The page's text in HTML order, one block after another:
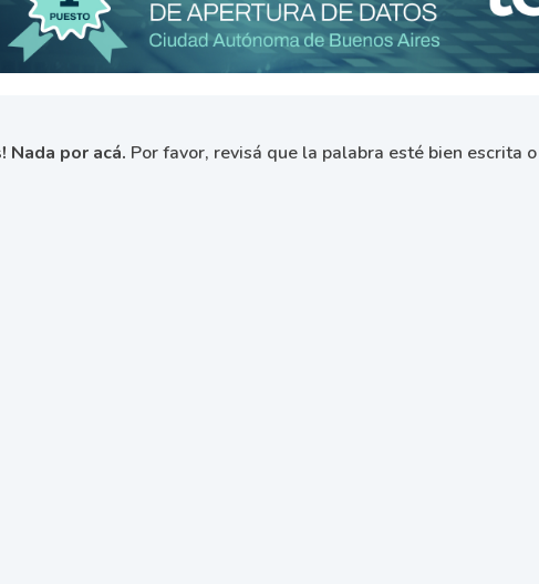
Nada por acá. Por favor, revisá que la palabra esté bien escrita